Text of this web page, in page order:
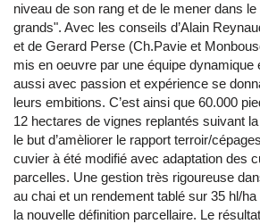
niveau de son rang et de le mener dans
grands". Avec les conseils d’Alain
et de Gerard Perse (Ch.Pavie et
mis en oeuvre par une équipe dynamique
aussi avec passion et expérience se
leurs embitions. C’est ainsi que 60.000
12 hectares de vignes replantés suivant
le but d’amèliorer le rapport terroir/
cuvier à été modifié avec adaptation des
parcelles. Une gestion très rigoureuse
au chai et un rendement tablé sur 35 hl/
la nouvelle définition parcellaire. Le